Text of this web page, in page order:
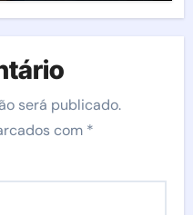
será publicado.
com *